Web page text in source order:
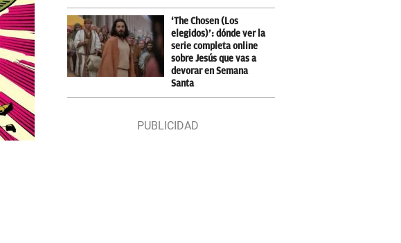
‘The Chosen (Los
elegidos)’: dónde ver la
serie completa online
sobre Jesús que vas a
devorar en Semana
Santa